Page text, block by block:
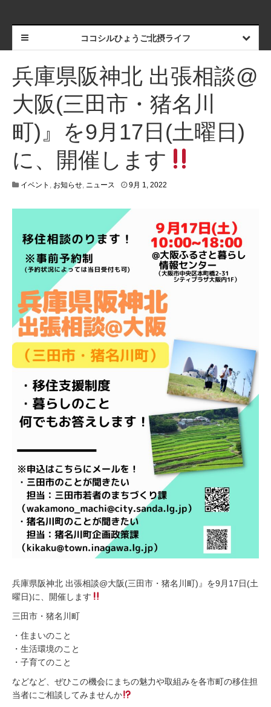
ココシルひょうご北摂ライフ
兵庫県阪神北 出張相談@
大阪(三田市・猪名川
町)』を9月17日(土曜日)
に、開催します
イベント , お知らせ, ニュース 9月 1, 2022
0
2
2
兵庫県阪神北 出張相談@大阪(三田市・猪名川町)』を9月17日(土
曜日)に、開催します
三田市・猪名川町
・住まいのこと
・生活環境のこと
・子育てのこと
などなど、ぜひこの機会にまちの魅力や取組みを各市町の移住担
当者にご相談してみませんか